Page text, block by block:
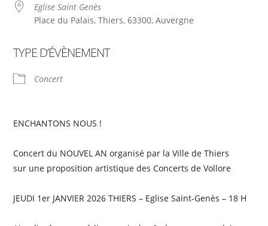
Eglise Saint Genès
Place du Palais, Thiers, 63300, Auvergne
TYPE D’ÉVÈNEMENT
Concert
ENCHANTONS NOUS !
Concert du NOUVEL AN organisé par la Ville de Thiers
sur une proposition artistique des Concerts de Vollore
JEUDI 1er JANVIER 2026 THIERS – Eglise Saint-Genès – 18 H